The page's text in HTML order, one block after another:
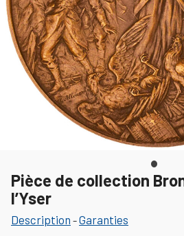
Pièce de collection
l’Yser
Description -Garanties